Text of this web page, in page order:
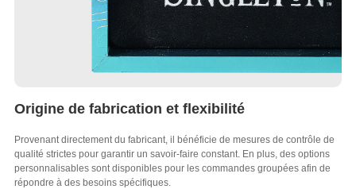
Origine de fabrication et flexibilité
Provenant directement du fabricant, il bénéficie de mesures de contrôle de
qualité strictes pour garantir un savoir-faire constant. En plus, des options
personnalisables sont disponibles pour les commandes groupées afin de
répondre à des besoins spécifiques.